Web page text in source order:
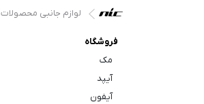
لوازم جانبی محصولات
فروشگاه
مک
آیپد
آیفون